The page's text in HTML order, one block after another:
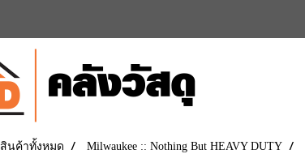
สินค้าทั้งหมด Milwaukee :: Nothing But HEAVY DUTY